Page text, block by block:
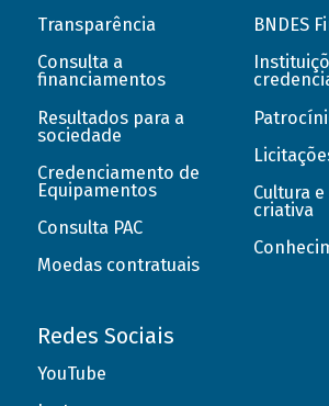
Transparência
Consulta a
financiamentos
Resultados para a
sociedade
Credenciamento de
Equipamentos
Consulta PAC
Moedas contratuais
BNDES
Cultura
criativa
Redes Sociais
YouTube